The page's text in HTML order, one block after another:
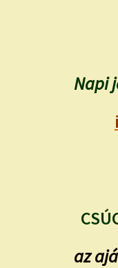
Napi
az